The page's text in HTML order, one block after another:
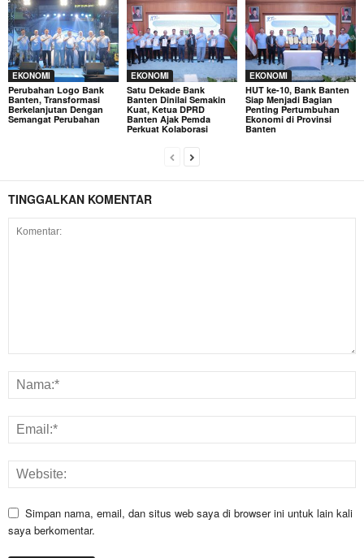
EKONOMI
Perubahan Logo Bank
Banten, Transformasi
Berkelanjutan Dengan
Semangat Perubahan
EKONOMI
Satu Dekade Bank
Banten Dinilai Semakin
Kuat, Ketua DPRD
Banten Ajak Pemda
Perkuat Kolaborasi
EKONOMI
HUT ke-10, Bank Banten
Siap Menjadi Bagian
Penting Pertumbuhan
Ekonomi di Provinsi
Banten
TINGGALKAN KOMENTAR
Simpan nama, email, dan situs web saya di browser ini untuk lain kali
saya berkomentar.